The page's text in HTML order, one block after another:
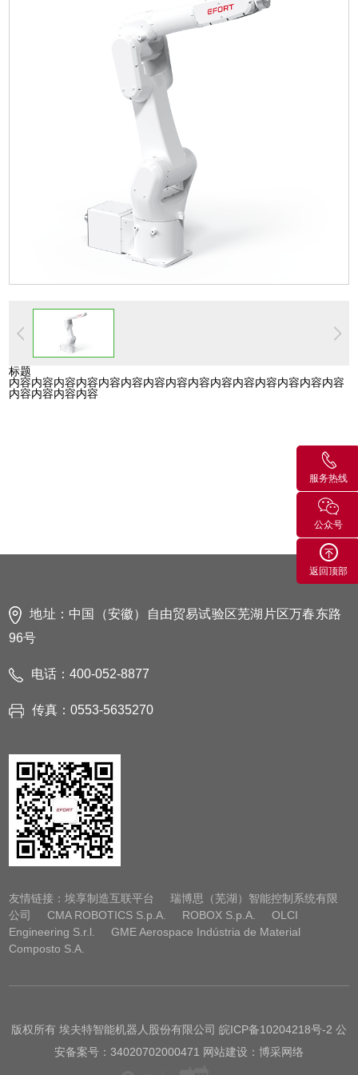
标题
内容内容内容内容内容内容内容内容内容内容内容内容内容内容内容
内容内容内容内容
地址：中国（安徽）自由贸易试验区芜湖片区万春东路
96号
电话：400-052-8877
传真：0553-5635270
友情链接：埃享制造互联平台
瑞博思（芜湖）智能控制系统有限
公司
CMA ROBOTICS S.p.A. ROBOX S.p.A.
OLCI
Engineering S.r.l.
GME Aerospace Indústria de Material
Composto S.A.
版权所有 埃夫特智能机器人股份有限公司 皖ICP备10204218号-2 公
安备案号：34020702000471 网站建设：博采网络
服务热线
公众号
返回顶部